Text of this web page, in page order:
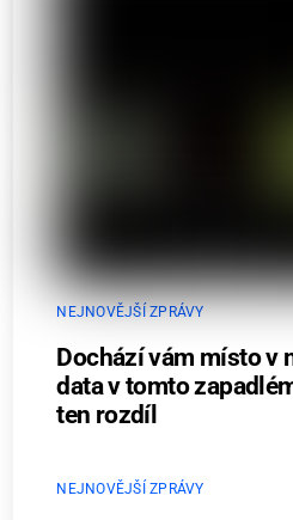
NEJNOVĚJŠÍ ZPRÁVY
Dochází vám místo v
data v tomto
ten rozdíl
NEJNOVĚJŠÍ ZPRÁVY